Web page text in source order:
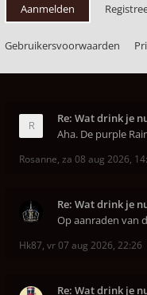
Aanmelden
Gebruikersvoorwaarden
Re: Wat drink je
Aha. De purple
Rosanne, za 08 aug 2026,
Re: Wat drink je
Op aanraden van
Hk87, vr 07 aug 2026, 22:26
Re: Wat drink je